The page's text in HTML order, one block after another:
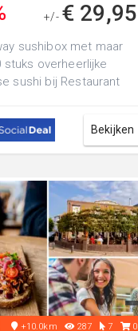
+/- € 29,95
sushibox met maar
stuks overheerlijke
sushi bij Restaurant
Bekijken
+10.0km 287 7 0